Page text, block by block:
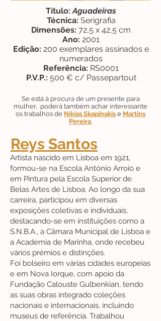
Título:Aguadeiras
Técnica: Serigrafia
Dimensões: 72,5 x 42,5 cm
Ano: 2001
Edição: 200 exemplares assinados e
numerados
Referência: RS0001
P.V.P.: 500 € c/ Passepartout
Se está à procura de um presente para
mulher, poderá também achar interessante
os trabalhos de Nikias Skapinakis e Martins
Pereira.
Reys Santos
Artista nascido em Lisboa em 1921,
formou-se na Escola António Arroio e
em Pintura pela Escola Superior de
Belas Artes de Lisboa. Ao longo da sua
carreira, participou em diversas
exposições coletivas e individuais,
destacando-se em instituições como a
S.N.B.A., a Câmara Municipal de Lisboa e
a Academia de Marinha, onde recebeu
vários prémios e distinções.
Foi bolseiro em várias cidades europeias
e em Nova Iorque, com apoio da
Fundação Calouste Gulbenkian, tendo
as suas obras integrado coleções
nacionais e internacionais, incluindo
museus de referência. Trabalhou